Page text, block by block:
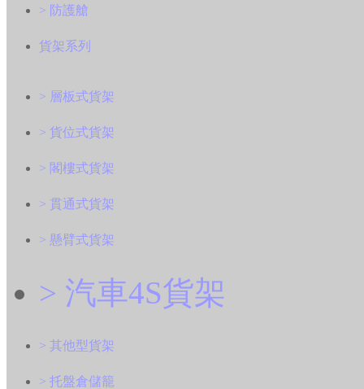
> 防護艙
貨架系列
> 層板式貨架
> 貨位式貨架
> 閣樓式貨架
> 貫通式貨架
> 懸臂式貨架
> 汽車4S貨架
> 其他型貨架
> 托盤倉儲籠